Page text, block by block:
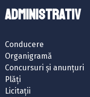
ADMINISTRATIV
Conducere
Organigramă
Concursuri și anunțuri
Plăți
Licitații